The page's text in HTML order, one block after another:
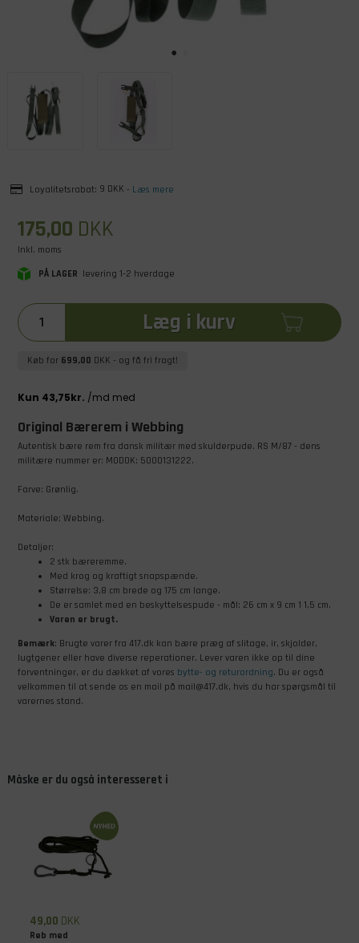
Loyalitetsrabat: 9 DKK - Læs mere
175,00 DKK
Inkl. moms
PÅ LAGER levering 1-2 hverdage
Læg i kurv
Køb for 699,00 DKK - og få fri fragt!
Original Bærerem i Webbing
Autentisk bære rem fra dansk militær med skulderpude. RS M/87 - dens
militære nummer er: MODOK: 5000131222.
Farve: Grønlig.
Materiale: Webbing.
Detaljer:
2 stk bæreremme.
Med krog og kraftigt snapspænde.
Størrelse: 3,8 cm brede og 175 cm lange.
De er samlet med en beskyttelsespude - mål: 26 cm x 9 cm 1 1,5 cm.
Varen er brugt.
Bemærk: Brugte varer fra 417.dk kan bære præg af slitage, ir, skjolder,
lugtgener eller have diverse reperationer. Lever varen ikke op til dine
forventninger, er du dækket af vores bytte- og returordning. Du er også
velkommen til at sende os en mail på mail@417.dk, hvis du har spørgsmål til
varernes stand.
Måske er du også interesseret i
49,00 DKK
Reb med